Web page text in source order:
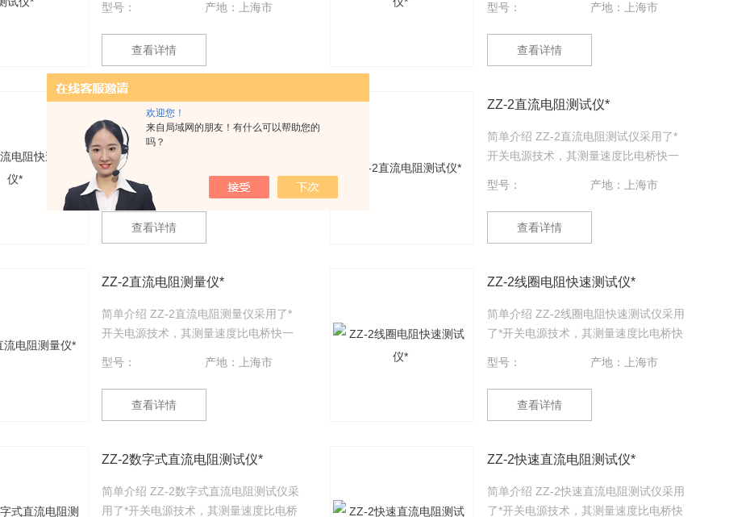
欢迎您！
来自局域网的朋友！有什么可以帮助您的
吗？
液晶显示测量结果，三位半LCD液晶显
示环境温度或测试电流值，克服了其它
同类产品由LED显示值在阳光下不便读
数的缺点，同时具备了自动消弧功能。
该直流电阻快速测试仪具有测速快、精
度高、显示直观、抗干扰能力强、体积
小、耗电省、测试数据稳定可靠、不受
人为因素影响等优点。
型号： 产地：上海市
查看详情
显示测量结果，三位半LCD液晶显示环
境温度或测试电流值，克服了其它同类
产品由LED显示值在阳光下不便读数的
高、显示直观、抗干扰能力强、体积
小、耗电省、测试数据稳定可靠、不受
人为因素影响等优点。
型号： 产地：上海市
查看详情
ZZ-2直流电阻快速测量仪*
简单介绍 ZZ-2直流电阻快速测量仪采用
了*开关电源技术，其测量速度比电桥快
一百多倍，显示部分由四位半LCD液晶
显示测量结果，三位半LCD液晶显示环
境温度或测试电流值，克服了其它同类
产品由LED显示值在阳光下不便读数的
高、显示直观、抗干扰能力强、体积
小、耗电省、测试数据稳定可靠、不受
人为因素影响等优点。
型号： 产地：上海市
查看详情
ZZ-2直流电阻测试仪*
简单介绍 ZZ-2直流电阻测试仪采用了*
开关电源技术，其测量速度比电桥快一
示测量结果，三位半LCD液晶显示环境
温度或测试电流值，克服了其它同类产
品由LED显示值在阳光下不便读数的缺
显示直观、抗干扰能力强、体积小、耗
电省、测试数据稳定可靠、不受人为因
素影响等优点。
型号： 产地：上海市
查看详情
ZZ-2直流电阻测量仪*
简单介绍 ZZ-2直流电阻测量仪采用了*
开关电源技术，其测量速度比电桥快一
示测量结果，三位半LCD液晶显示环境
温度或测试电流值，克服了其它同类产
品由LED显示值在阳光下不便读数的缺
显示直观、抗干扰能力强、体积小、耗
电省、测试数据稳定可靠、不受人为因
素影响等优点。
型号： 产地：上海市
查看详情
ZZ-2线圈电阻快速测试仪*
简单介绍 ZZ-2线圈电阻快速测试仪采用
了*开关电源技术，其测量速度比电桥快
显示测量结果，三位半LCD液晶显示环
境温度或测试电流值，克服了其它同类
产品由LED显示值在阳光下不便读数的
高、显示直观、抗干扰能力强、体积
小、耗电省、测试数据稳定可靠、不受
人为因素影响等优点。
型号： 产地：上海市
查看详情
ZZ-2数字式直流电阻测试仪*
简单介绍 ZZ-2数字式直流电阻测试仪采
用了*开关电源技术，其测量速度比电桥
ZZ-2快速直流电阻测试仪*
简单介绍 ZZ-2快速直流电阻测试仪采用
了*开关电源技术，其测量速度比电桥快